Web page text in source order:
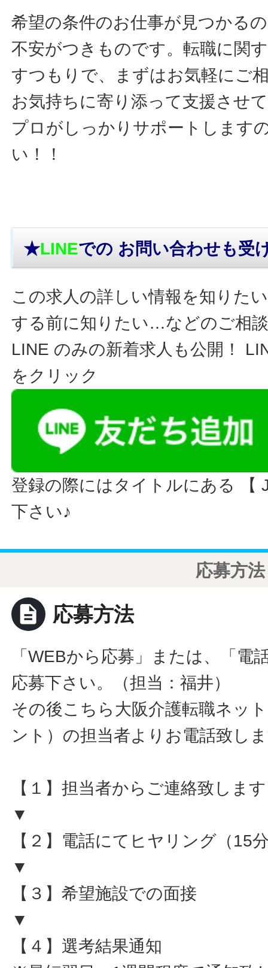
希望の条件のお仕事が見つかる
不安がつきものです。転職に関
すつもりで、まずはお気軽にご
お気持ちに寄り添って支援させ
プロがしっかりサポートします
い！！
★LINEでの お問い合わせも受
この求人の詳しい情報を知りた
する前に知りたい…などのご相
LINE のみの新着求人も公開！
をクリック
登録の際にはタイトルにある 【
下さい♪
応募方法
description 応募方法
「WEBから応募」または、「電
応募下さい。（担当：福井）
その後こちら大阪介護転職ネッ
ント）の担当者よりお電話致し
【１】担当者からご連絡致します
▼
【２】電話にてヒヤリング（15
▼
【３】希望施設での面接
▼
【４】選考結果通知